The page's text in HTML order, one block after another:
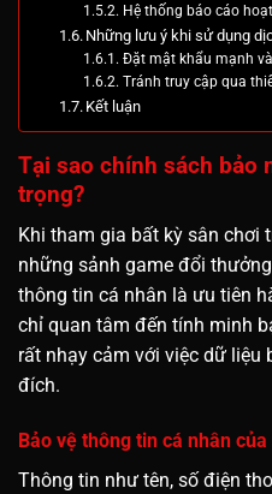
Hệ thống báo cáo
Những lưu ý khi sử dụng
Đặt mật khẩu mạnh
Tránh truy cập qua
Kết luận
Tại sao chính sách bảo
trọng?
Khi tham gia bất kỳ sân chơi
những sảnh game đổi
thông tin cá nhân là ưu tiên
chỉ quan tâm đến tính minh
rất nhạy cảm với việc dữ liệu
đích.
Bảo vệ thông tin cá nhân
Thông tin như tên, số điện